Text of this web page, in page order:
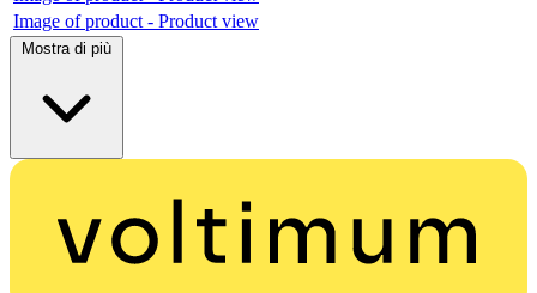
Image of product - Product view
Mostra di più